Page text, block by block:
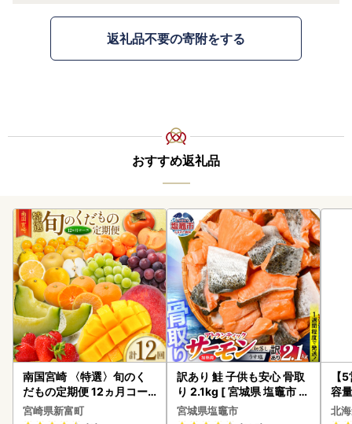
返礼品不要の寄附をする
おすすめ返礼品
南国宮崎 〈特選〉旬のく
だもの定期便 12ヵ月コー
ス【F84-25】
宮崎県新富町
訳あり 鮭 子供も安心 骨取
り 2.1kg [ 宮城県 塩竈市 ]
鮭
宮城県塩竈市
【
容
あ
ー
北